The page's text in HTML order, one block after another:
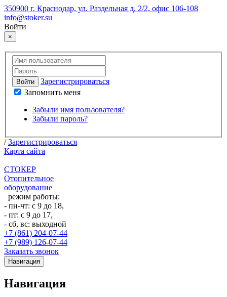
350900 г. Краснодар, ул. Раздельная д. 2/2, офис 106-108
info@stoker.su
Войти
×
Войти
Зарегистрироваться
Запомнить меня
Забыли имя пользователя?
Забыли пароль?
/Зарегистрироваться
Карта сайта
СТОКЕР
Отопительное
оборудование
режим работы:
- пн-чт: с 9 до 18,
- пт: с 9 до 17,
- сб, вс: выходной
+7 (861) 204-07-44
+7 (989) 126-07-44
Заказать звонок
Навигация
Навигация